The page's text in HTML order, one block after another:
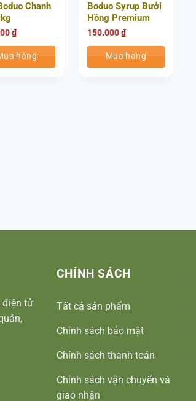
Chanh
₫
hàng
Boduo Syrup Bưởi
Hồng Premium
750ml
150.000₫
Mua hàng
điện tử
CHÍNH SÁCH
Tất cả sản phẩm
Chính sách bảo mật
Chính sách thanh toán
Chính sách vận chuyển và
giao nhận